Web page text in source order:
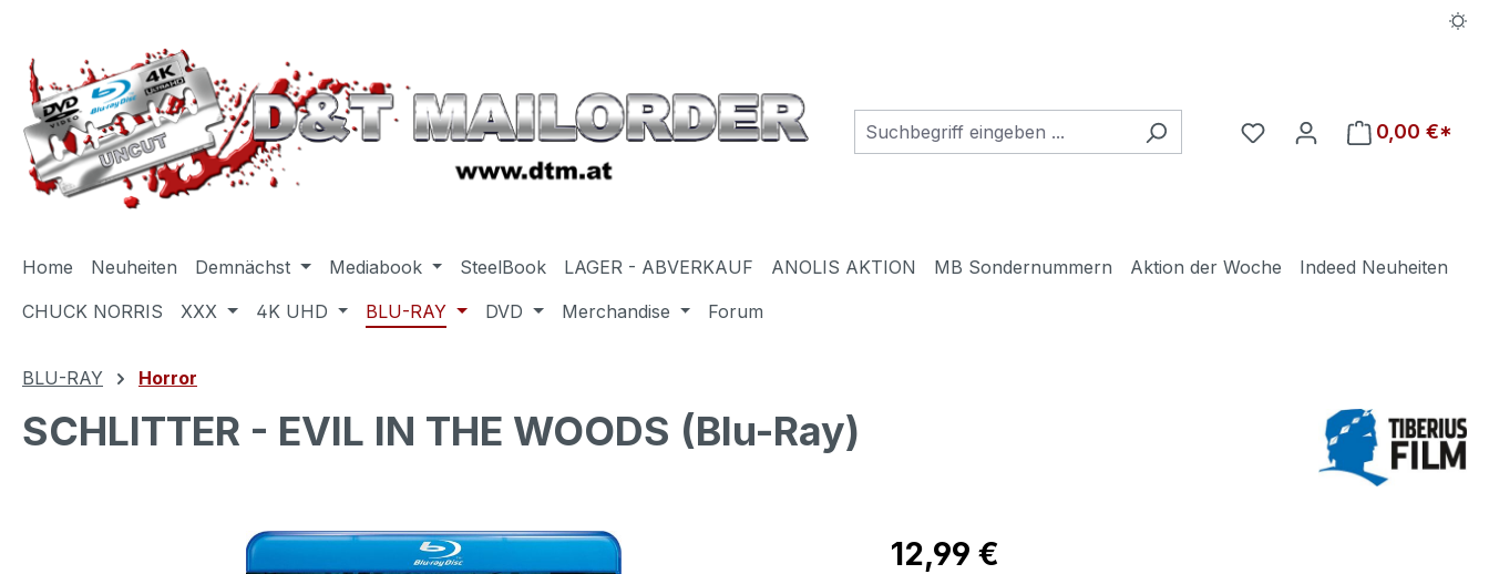
Du hast 0 Produkte auf
0,00 €*
Home Neuheiten Demnächst Mediabook SteelBook LAGER - ABVERKAUF ANOLIS AKTION MB Sondernummern Aktion der Woche
Indeed Neuheiten
CHUCK NORRIS
XXX 4K UHD BLU-RAY DVD Merchandise Forum
BLU-RAY Horror
SCHLITTER - EVIL IN THE WOODS (Blu-Ray)
Regulärer Preis:
12,99 €